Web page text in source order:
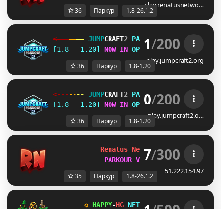
play.renatusnetwo…
36 Паркур 1.8-26.1.2
<------- JUMPCRAFT2 PARKOUR -- -- --->
[1.8 - 1.20] NOW IN OPEN BETA!
1/200
play.jumpcraft2.org
36 Паркур 1.8-1.20
<------- JUMPCRAFT2 PARKOUR -- -- --->
[1.8 - 1.20] NOW IN OPEN BETA!
0/200
play.jumpcraft2.o…
36 Паркур 1.8-1.20
Renatus Network 1.8-26.1.2
PARKOUR V3 OUT NOW
7/300
51.222.154.97
35 Паркур 1.8-26.1.2
✪ HAPPY-HG NETWORK ✪ [1.8-1.21